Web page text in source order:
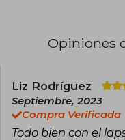
género de
una vez
lectores
prosa
favoritas
Opiniones
Liz Rodríguez
Septiembre, 2023
Compra Verificada
Todo bien con el